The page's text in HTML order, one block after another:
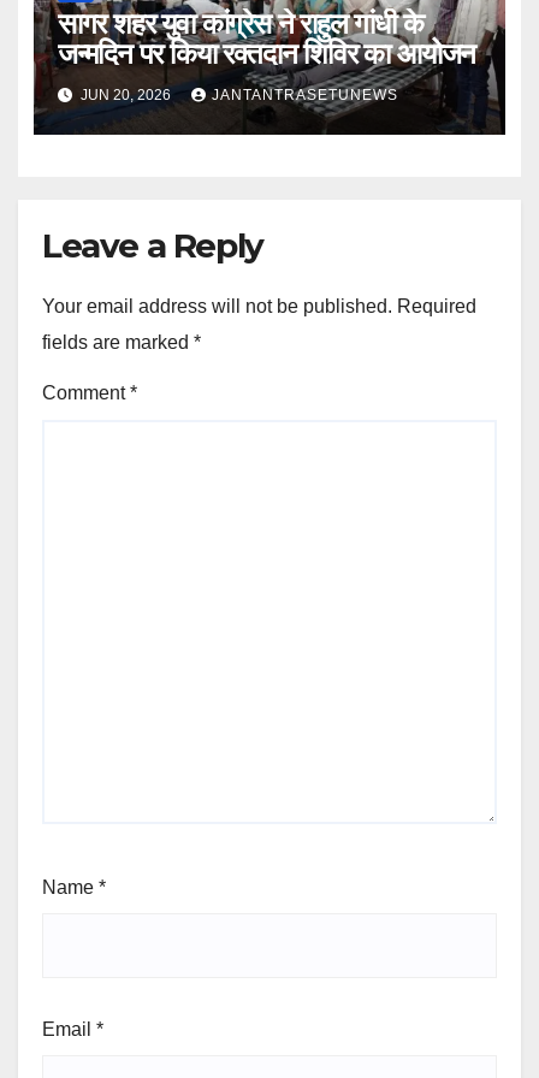
सागर शहर युवा कांग्रेस ने राहुल गांधी के
जन्मदिन पर किया रक्तदान शिविर का आयोजन
JUN 20, 2026 JANTANTRASETUNEWS
Leave a Reply
Your email address will not be published. Required
fields are marked *
Comment*
Name *
Email *